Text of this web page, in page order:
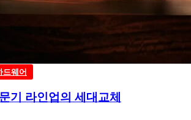
드웨어
기 라인업의 세대교체